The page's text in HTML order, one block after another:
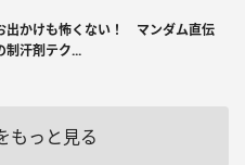
出かけも怖くない！ マンダム直伝
制汗剤テク...
もっと見る